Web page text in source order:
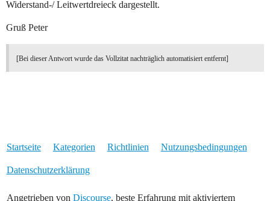
Widerstand-/ Leitwertdreieck dargestellt.
Gruß Peter
[Bei dieser Antwort wurde das Vollzitat nachträglich automatisiert entfernt]
Startseite Kategorien Richtlinien Nutzungsbedingungen
Datenschutzerklärung
Angetrieben von Discourse, beste Erfahrung mit aktiviertem